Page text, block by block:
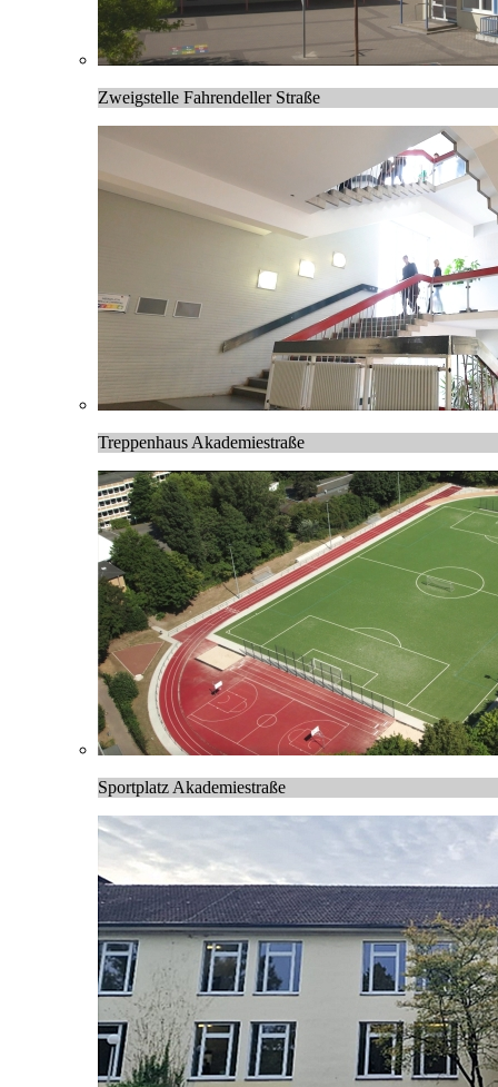
Zweigstelle Fahrendeller Straße
Treppenhaus Akademiestraße
Sportplatz Akademiestraße